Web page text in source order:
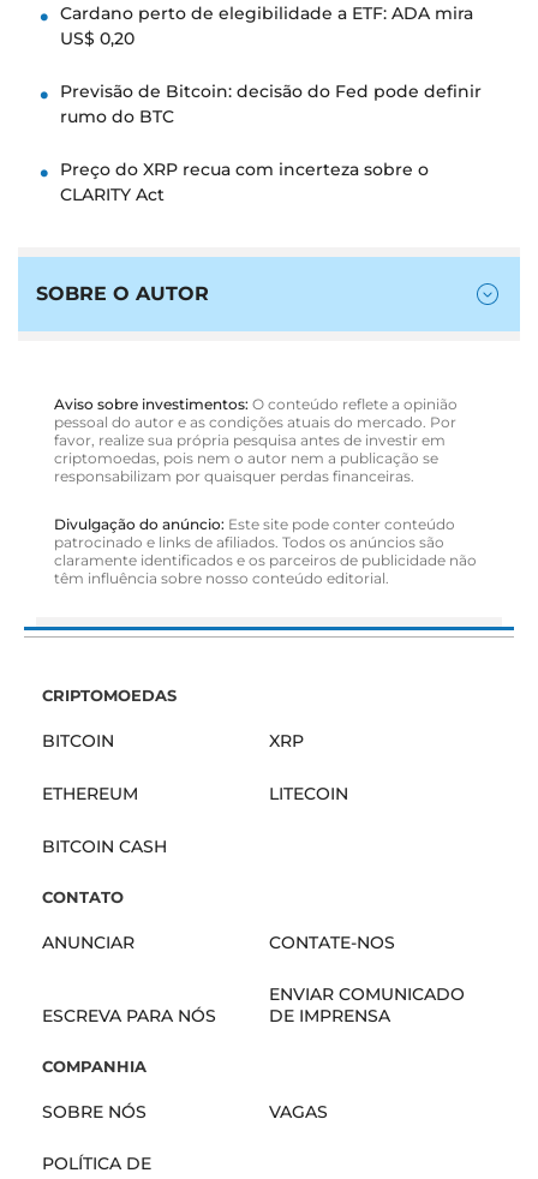
Cardano perto de elegibilidade a ETF: ADA mira
US$ 0,20
Previsão de Bitcoin: decisão do Fed pode definir
rumo do BTC
Preço do XRP recua com incerteza sobre o
CLARITY Act
SOBRE O AUTOR
Aviso sobre investimentos: O conteúdo reflete a opinião
pessoal do autor e as condições atuais do mercado. Por
favor, realize sua própria pesquisa antes de investir em
criptomoedas, pois nem o autor nem a publicação se
responsabilizam por quaisquer perdas financeiras.
Divulgação do anúncio: Este site pode conter conteúdo
patrocinado e links de afiliados. Todos os anúncios são
claramente identificados e os parceiros de publicidade não
têm influência sobre nosso conteúdo editorial.
CRIPTOMOEDAS
BITCOIN XRP
ETHEREUM LITECOIN
BITCOIN CASH
CONTATO
ANUNCIAR CONTATE-NOS
ESCREVA PARA NÓS
ENVIAR COMUNICADO
DE IMPRENSA
COMPANHIA
SOBRE NÓS VAGAS
POLÍTICA DE